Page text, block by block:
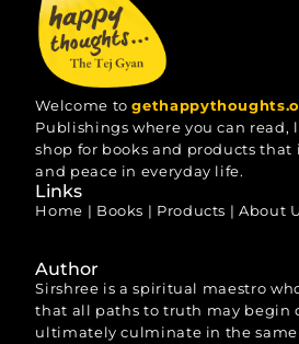
Welcome to
Publishings where you can read,
shop for books and products that
and peace in everyday life.
Links
Home | Books | Products |About
Author
Sirshree is a spiritual maestro
that all paths to truth may begin
ultimately culminate in the